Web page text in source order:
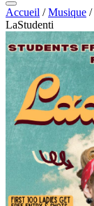
Accueil / Musique /
LaStudenti